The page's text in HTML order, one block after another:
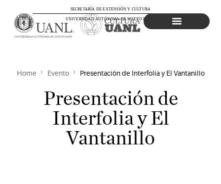
UNIVERSIDAD AUTÓNOMA DE NUEVO LEÓN
SECRETARÍA DE EXTENSIÓN Y CULTURA
Home Evento Presentación de Interfolia y El Vantanillo
Presentación de
Interfolia y El
Vantanillo